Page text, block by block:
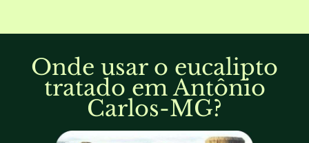
Onde usar o eucalipto
tratado em Antônio
Carlos-MG?